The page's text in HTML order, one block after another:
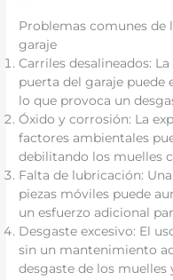
Problemas comunes de
garaje
Carriles desalineados:
puerta del garaje puede
lo que provoca un
Óxido y corrosión: La
factores ambientales
debilitando los muelles
Falta de lubricación:
piezas móviles puede
un esfuerzo adicional
Desgaste excesivo: El
sin un mantenimiento
desgaste de los muelles